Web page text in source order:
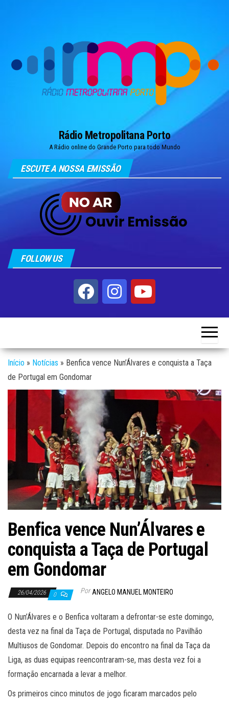
Rádio Metropolitana Porto
A Rádio online do Grande Porto para todo Mundo
ESCUTE A NOSSA EMISSÃO
FOLLOW US
Início » Notícias » Benfica vence Nun’Álvares e conquista a Taça
de Portugal em Gondomar
Benfica vence Nun’Álvares e
conquista a Taça de Portugal
em Gondomar
26/04/2026 0 Por ANGELO MANUEL MONTEIRO
O Nun’Álvares e o Benfica voltaram a defrontar-se este domingo,
desta vez na final da Taça de Portugal, disputada no Pavilhão
Multiusos de Gondomar. Depois do encontro na final da Taça da
Liga, as duas equipas reencontraram-se, mas desta vez foi a
formação encarnada a levar a melhor.
Os primeiros cinco minutos de jogo ficaram marcados pelo